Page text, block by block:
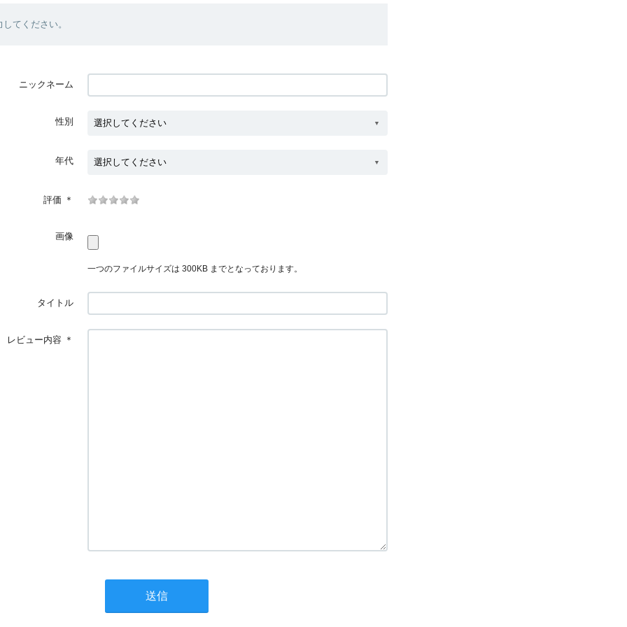
てください。
ニックネーム
性別
年代
評価 ＊
画像
一つのファイルサイズは 300KB までとなっております。
タイトル
レビュー内容 ＊